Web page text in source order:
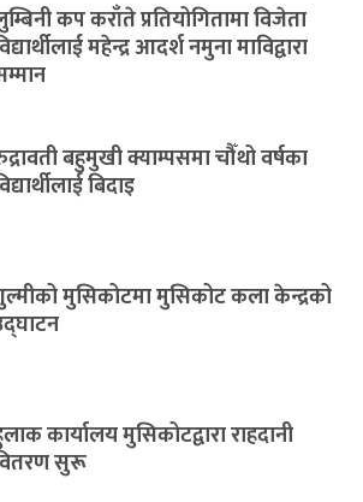
कप कराँते प्रतियोगितामा विजेता
महेन्द्र आदर्श नमुना माविद्वारा
बहुमुखी क्याम्पसमा चौँथो वर्षका
बिदाइ
मुसिकोटमा मुसिकोट कला केन्द्रको
कार्यालय मुसिकोटद्वारा राहदानी
सुरू